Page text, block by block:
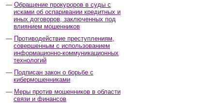
Обращение прокуроров в суды с
исками об оспаривании кредитных и
иных договоров, заключенных под
влиянием мошенников
Противодействие преступлениям,
совершенным с использованием
информационно-коммуникационных
технологий
Подписан закон о борьбе с
кибермошенниками
Меры против мошенников в области
связи и финансов